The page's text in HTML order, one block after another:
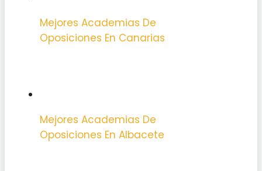
Mejores Academias De
Oposiciones En Canarias
Mejores Academias De
Oposiciones En Albacete